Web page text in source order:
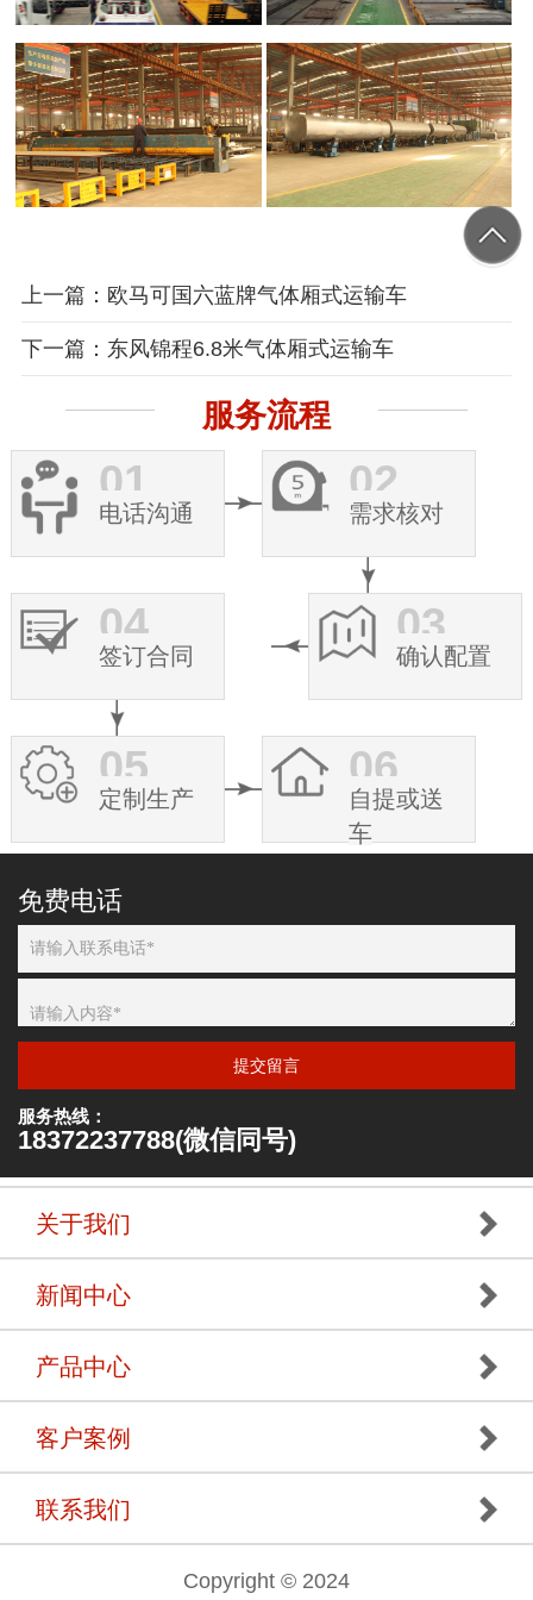
上一篇：欧马可国六蓝牌气体厢式运输车
下一篇：东风锦程6.8米气体厢式运输车
服务流程
01
电话沟通
02
需求核对
03
确认配置
04
签订合同
05
定制生产
06
自提或送
车
免费电话
提交留言
服务热线：
18372237788(微信同号)
关于我们
新闻中心
产品中心
客户案例
联系我们
Copyright © 2024